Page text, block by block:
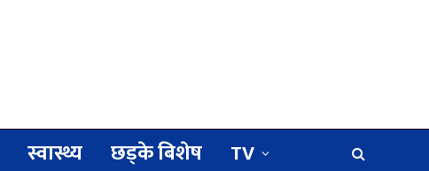
स्वास्थ्य छड्के बिशेष TV